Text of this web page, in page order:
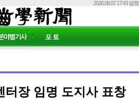
2026.08.07 17:43 발행
터장 임명 도지사 표창